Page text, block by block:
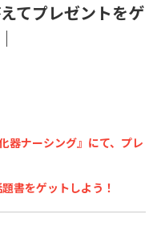
てプレゼントをゲ
器ナーシング』にて、プレ
書をゲットしよう！